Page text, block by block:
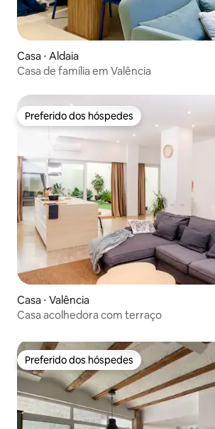
Casa ⋅ Aldaia
Casa de família em Valência
Preferido dos hóspedes
Preferido dos hóspedes
Casa ⋅ Valência
Casa acolhedora com terraço
Preferido dos hóspedes
Preferido dos hóspedes